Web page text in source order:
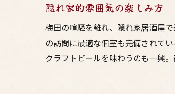
隠れ家的雰囲気の楽しみ方
梅田の喧騒を離れ、隠れ家居酒屋
の訪問に最適な個室も完備されて
クラフトビールを味わうのも一興